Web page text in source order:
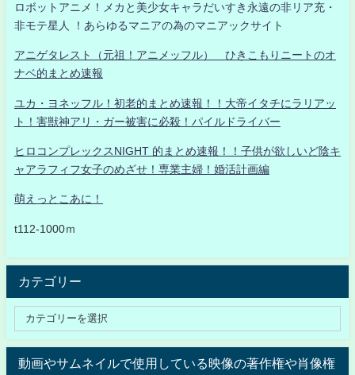
ロボットアニメ！メカと美少女キャラだいすき永遠の非リア充・
非モテ星人 ！あらゆるマニアの為のマニアックサイト
アニゲタレスト（元祖！アニメッフル） ひきこもりニートのオ
ナベ的まとめ速報
ユカ・ヨネッフル！初老的まとめ速報！！大帝イタチにラリアッ
ト！害獣神アリ・ガー被害に必殺！パイルドライバー
ヒロコンプレックスNIGHT 的まとめ速報！！子供が欲しいど陰キ
ャアラフィフ女子のめざせ！専業主婦！婚活計画編
萌えっとこあに！
t112-1000ｍ
カテゴリー
動画やサムネイルで使用している映像の著作権や肖像権